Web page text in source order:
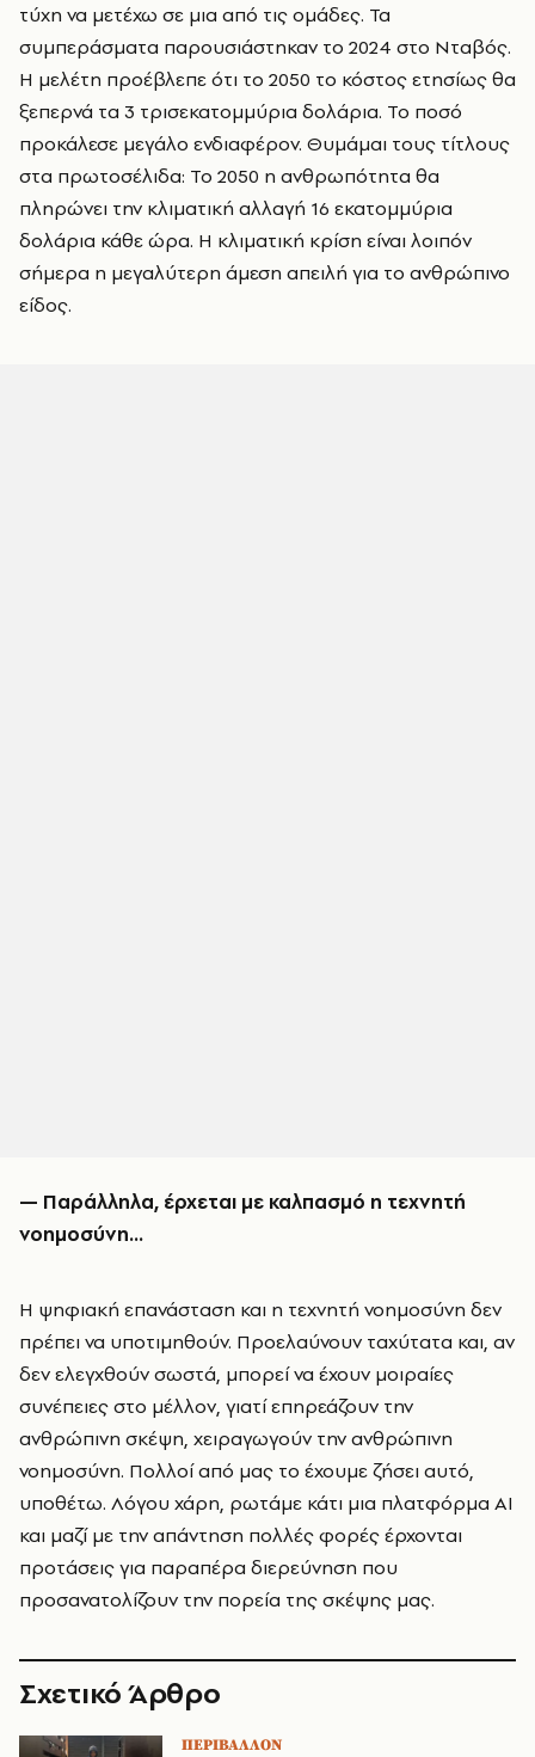
τύχη να μετέχω σε μια από τις ομάδες. Τα
συμπεράσματα παρουσιάστηκαν το 2024 στο Νταβός.
Η μελέτη προέβλεπε ότι το 2050 το κόστος ετησίως θα
ξεπερνά τα 3 τρισεκατομμύρια δολάρια. Το ποσό
προκάλεσε μεγάλο ενδιαφέρον. Θυμάμαι τους τίτλους
στα πρωτοσέλιδα: Το 2050 η ανθρωπότητα θα
πληρώνει την κλιματική αλλαγή 16 εκατομμύρια
δολάρια κάθε ώρα. Η κλιματική κρίση είναι λοιπόν
σήμερα η μεγαλύτερη άμεση απειλή για το ανθρώπινο
είδος.
— Παράλληλα, έρχεται με καλπασμό η τεχνητή
νοημοσύνη…
Η ψηφιακή επανάσταση και η τεχνητή νοημοσύνη δεν
πρέπει να υποτιμηθούν. Προελαύνουν ταχύτατα και, αν
δεν ελεγχθούν σωστά, μπορεί να έχουν μοιραίες
συνέπειες στο μέλλον, γιατί επηρεάζουν την
ανθρώπινη σκέψη, χειραγωγούν την ανθρώπινη
νοημοσύνη. Πολλοί από μας το έχουμε ζήσει αυτό,
υποθέτω. Λόγου χάρη, ρωτάμε κάτι μια πλατφόρμα AI
και μαζί με την απάντηση πολλές φορές έρχονται
προτάσεις για παραπέρα διερεύνηση που
προσανατολίζουν την πορεία της σκέψης μας.
Σχετικό Άρθρο
ΠΕΡΙΒΑΛΛΟΝ